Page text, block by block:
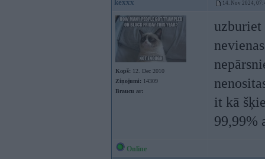
kexxx 14. Nov 2024,
Kopš: 12. Dec 2010
Ziņojumi: 14309
Braucu ar:
uzburiet
it kā
99,99%
Online